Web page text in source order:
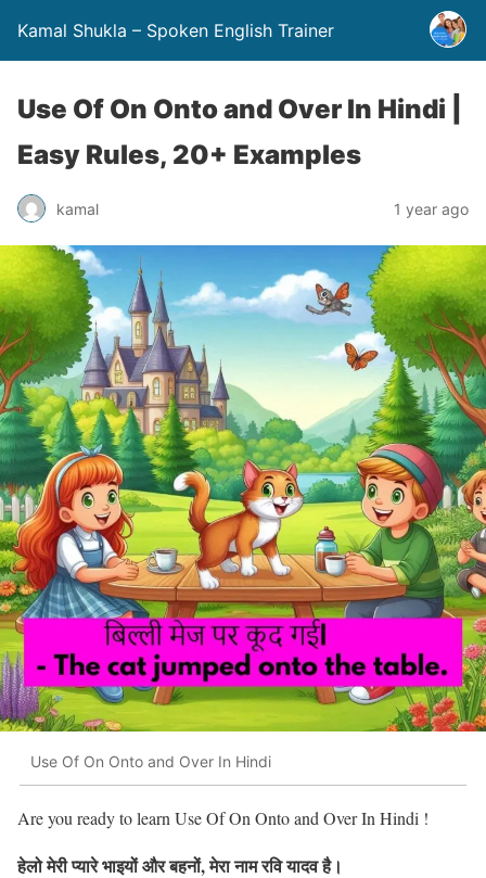
Kamal Shukla – Spoken English Trainer
Use Of On Onto and Over In Hindi |
Easy Rules, 20+ Examples
kamal 1 year ago
Use Of On Onto and Over In Hindi
Are you ready to learn Use Of On Onto and Over In Hindi !
हेलो मेरी प्यारे भाइयों और बहनों, मेरा नाम रवि यादव है।